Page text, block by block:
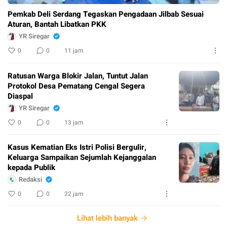
Pemkab Deli Serdang Tegaskan Pengadaan Jilbab Sesuai
Aturan, Bantah Libatkan PKK
YR Siregar
0 0 11 jam
Ratusan Warga Blokir Jalan, Tuntut Jalan
Protokol Desa Pematang Cengal Segera
Diaspal
YR Siregar
0 0 13 jam
Kasus Kematian Eks Istri Polisi Bergulir,
Keluarga Sampaikan Sejumlah Kejanggalan
kepada Publik
Redaksi
0 0 22 jam
Lihat lebih banyak